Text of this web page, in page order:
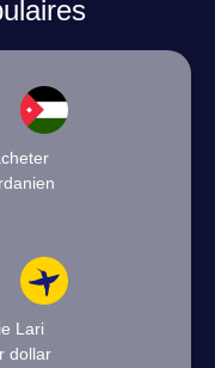
Lari
dollar